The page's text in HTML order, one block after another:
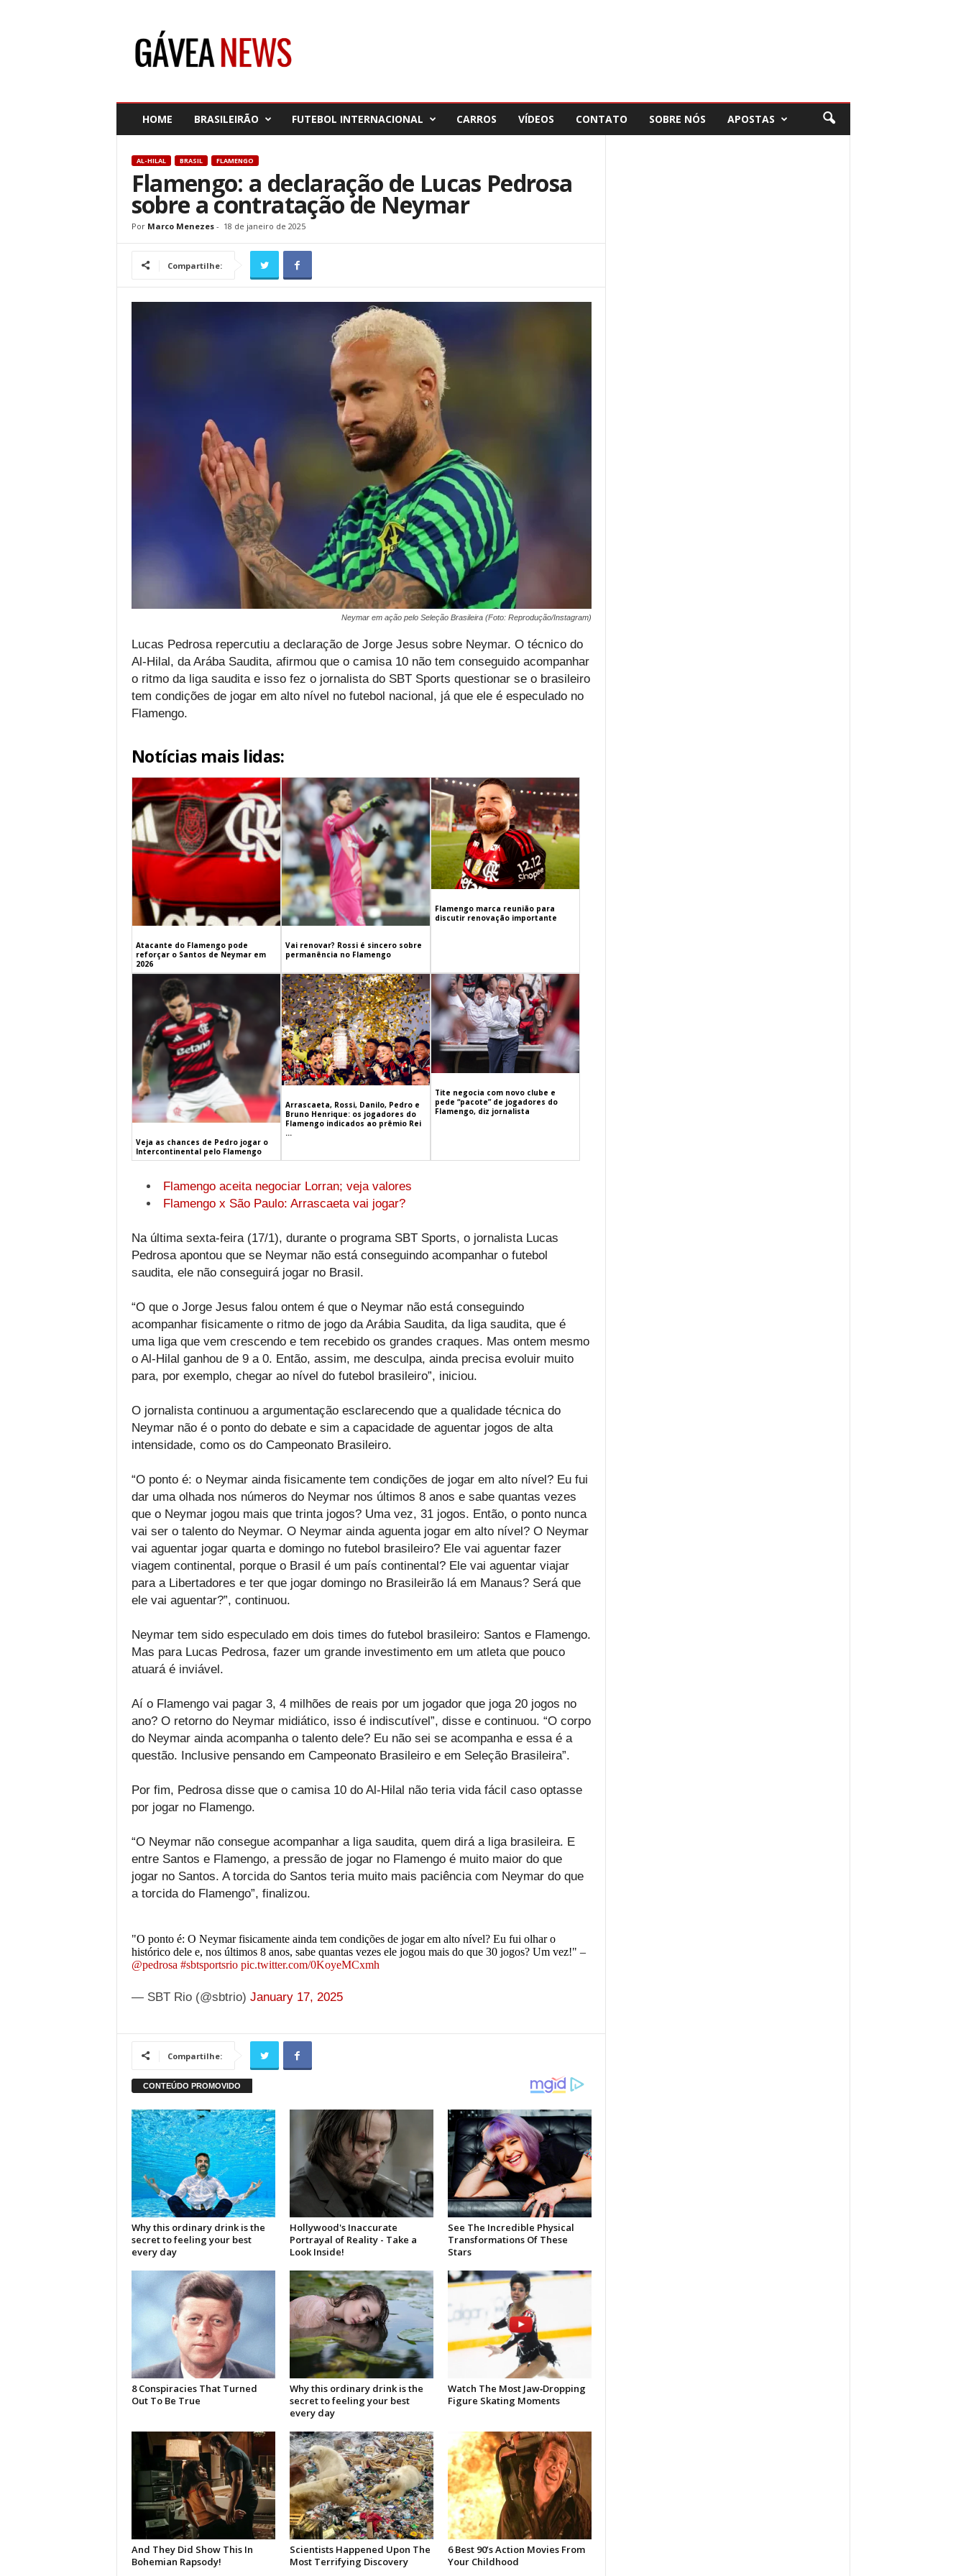
HOME BRASILEIRÃO FUTEBOL INTERNACIONAL CARROS VÍDEOS CONTATO SOBRE NÓS APOSTAS
AL-HILAL BRASIL FLAMENGO
Flamengo: a declaração de Lucas Pedrosa
sobre a contratação de Neymar
Por Marco Menezes- 18 de janeiro de 2025
Compartilhe:
Neymar em ação pelo Seleção Brasileira (Foto: Reprodução/Instagram)
Lucas Pedrosa repercutiu a declaração de Jorge Jesus sobre Neymar. O técnico do
Al-Hilal, da Arába Saudita, afirmou que o camisa 10 não tem conseguido acompanhar
o ritmo da liga saudita e isso fez o jornalista do SBT Sports questionar se o brasileiro
tem condições de jogar em alto nível no futebol nacional, já que ele é especulado no
Flamengo.
Notícias mais lidas:
Atacante do Flamengo pode
reforçar o Santos de Neymar em
2026
Vai renovar? Rossi é sincero sobre
permanência no Flamengo
Flamengo marca reunião para
discutir renovação importante
Veja as chances de Pedro jogar o
Intercontinental pelo Flamengo
Arrascaeta, Rossi, Danilo, Pedro e
Bruno Henrique: os jogadores do
Flamengo indicados ao prêmio Rei
...
Tite negocia com novo clube e
pede “pacote” de jogadores do
Flamengo, diz jornalista
Flamengo aceita negociar Lorran; veja valores
Flamengo x São Paulo: Arrascaeta vai jogar?
Na última sexta-feira (17/1), durante o programa SBT Sports, o jornalista Lucas
Pedrosa apontou que se Neymar não está conseguindo acompanhar o futebol
saudita, ele não conseguirá jogar no Brasil.
“O que o Jorge Jesus falou ontem é que o Neymar não está conseguindo
acompanhar fisicamente o ritmo de jogo da Arábia Saudita, da liga saudita, que é
uma liga que vem crescendo e tem recebido os grandes craques. Mas ontem mesmo
o Al-Hilal ganhou de 9 a 0. Então, assim, me desculpa, ainda precisa evoluir muito
para, por exemplo, chegar ao nível do futebol brasileiro”, iniciou.
O jornalista continuou a argumentação esclarecendo que a qualidade técnica do
Neymar não é o ponto do debate e sim a capacidade de aguentar jogos de alta
intensidade, como os do Campeonato Brasileiro.
“O ponto é: o Neymar ainda fisicamente tem condições de jogar em alto nível? Eu fui
dar uma olhada nos números do Neymar nos últimos 8 anos e sabe quantas vezes
que o Neymar jogou mais que trinta jogos? Uma vez, 31 jogos. Então, o ponto nunca
vai ser o talento do Neymar. O Neymar ainda aguenta jogar em alto nível? O Neymar
vai aguentar jogar quarta e domingo no futebol brasileiro? Ele vai aguentar fazer
viagem continental, porque o Brasil é um país continental? Ele vai aguentar viajar
para a Libertadores e ter que jogar domingo no Brasileirão lá em Manaus? Será que
ele vai aguentar?”, continuou.
Neymar tem sido especulado em dois times do futebol brasileiro: Santos e Flamengo.
Mas para Lucas Pedrosa, fazer um grande investimento em um atleta que pouco
atuará é inviável.
Aí o Flamengo vai pagar 3, 4 milhões de reais por um jogador que joga 20 jogos no
ano? O retorno do Neymar midiático, isso é indiscutível”, disse e continuou. “O corpo
do Neymar ainda acompanha o talento dele? Eu não sei se acompanha e essa é a
questão. Inclusive pensando em Campeonato Brasileiro e em Seleção Brasileira”.
Por fim, Pedrosa disse que o camisa 10 do Al-Hilal não teria vida fácil caso optasse
por jogar no Flamengo.
“O Neymar não consegue acompanhar a liga saudita, quem dirá a liga brasileira. E
entre Santos e Flamengo, a pressão de jogar no Flamengo é muito maior do que
jogar no Santos. A torcida do Santos teria muito mais paciência com Neymar do que
a torcida do Flamengo”, finalizou.
"O ponto é: O Neymar fisicamente ainda tem condições de jogar em alto nível? Eu fui olhar o
histórico dele e, nos últimos 8 anos, sabe quantas vezes ele jogou mais do que 30 jogos? Um vez!" –
@pedrosa #sbtsportsrio pic.twitter.com/0KoyeMCxmh
— SBT Rio (@sbtrio) January 17, 2025
Compartilhe: